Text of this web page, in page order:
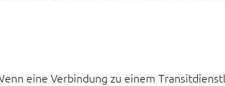
eine Verbindung zu einem